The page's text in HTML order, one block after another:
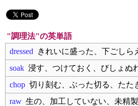
"調理法"の英単語
dressed きれいに盛った、下ごしら
soak 浸す、つけておく、びしょぬ
chop 切り刻む、ぶった切る、たた
raw 生の、加工していない、未精